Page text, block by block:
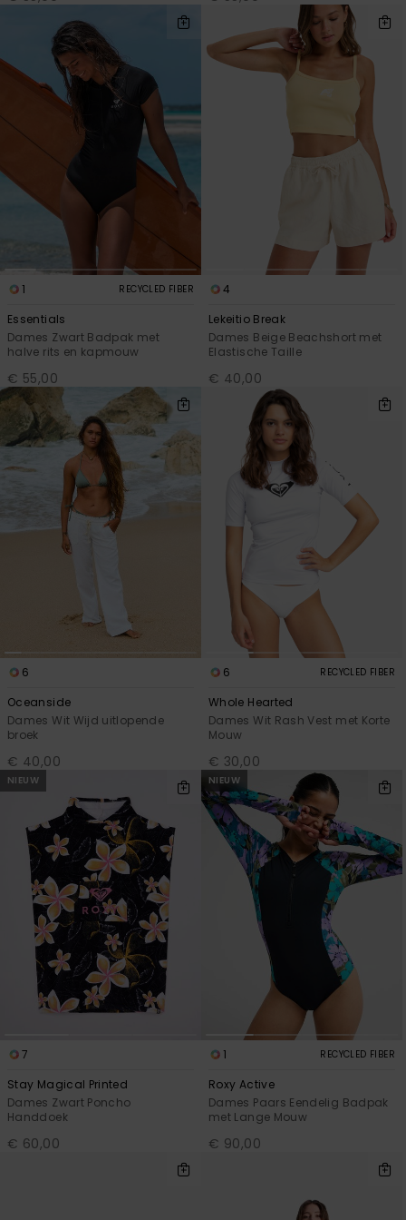
Swim
Kleding
Accessoires
Schoenen
Fitness
Snow
1 RECYCLED FIBER
Essentials
Dames Zwart Badpak met
halve rits en kapmouw
€ 55,00
4
Lekeitio Break
Dames Beige Beachshort met
Elastische Taille
€ 40,00
6
Oceanside
Dames Wit Wijd uitlopende
broek
€ 40,00
6 RECYCLED FIBER
Whole Hearted
Dames Wit Rash Vest met Korte
Mouw
€ 30,00
NIEUW
7
Stay Magical Printed
Dames Zwart Poncho
Handdoek
€ 60,00
NIEUW
1 RECYCLED FIBER
Roxy Active
Dames Paars Eendelig Badpak
met Lange Mouw
€ 90,00